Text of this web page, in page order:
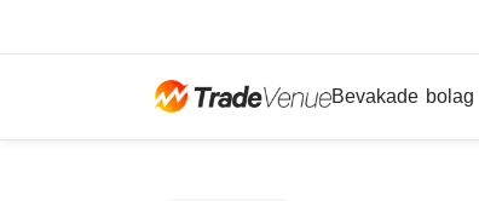
Bevakade bolag